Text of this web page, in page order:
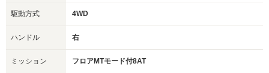
駆動方式 4WD
ハンドル 右
ミッション フロアMTモード付8AT